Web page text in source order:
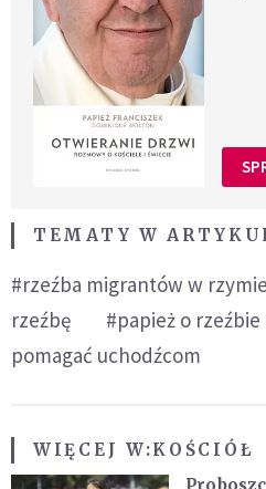
TEMATY W
#rzeźba migrantów w rzymie
rzeźbę
#papież o
pomagać uchodźcom
WIĘCEJ W:KOŚCIÓŁ